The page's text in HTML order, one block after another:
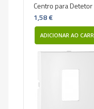
Centro para
1,58 €
ADICIONAR AO